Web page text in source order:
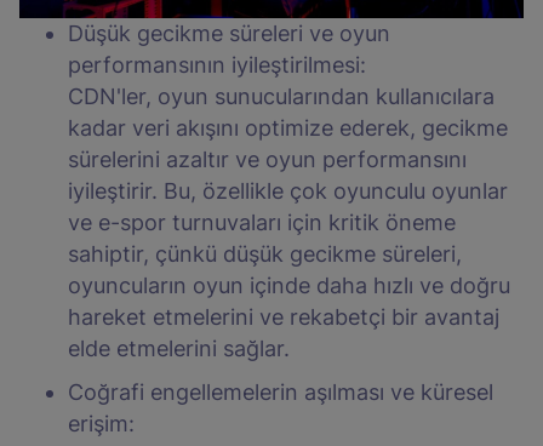
Düşük gecikme süreleri ve oyun
performansının iyileştirilmesi:
CDN'ler, oyun sunucularından kullanıcılara
kadar veri akışını optimize ederek, gecikme
sürelerini azaltır ve oyun performansını
iyileştirir. Bu, özellikle çok oyunculu oyunlar
ve e-spor turnuvaları için kritik öneme
sahiptir, çünkü düşük gecikme süreleri,
oyuncuların oyun içinde daha hızlı ve doğru
hareket etmelerini ve rekabetçi bir avantaj
elde etmelerini sağlar.
Coğrafi engellemelerin aşılması ve küresel
erişim: